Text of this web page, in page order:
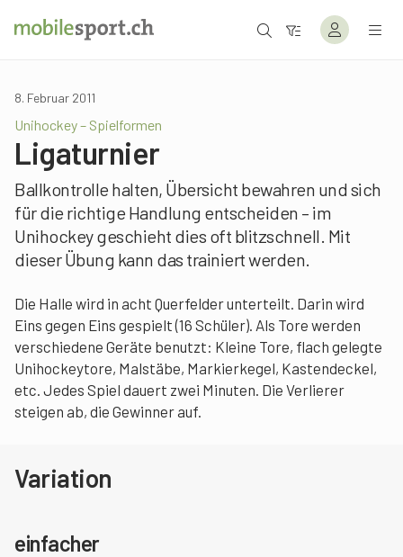
8. Februar 2011
Unihockey – Spielformen
Ligaturnier
Ballkontrolle halten, Übersicht bewahren und sich
für die richtige Handlung entscheiden – im
Unihockey geschieht dies oft blitzschnell. Mit
dieser Übung kann das trainiert werden.
Die Halle wird in acht Querfelder unterteilt. Darin wird
Eins gegen Eins gespielt (16 Schüler). Als Tore werden
verschiedene Geräte benutzt: Kleine Tore, flach gelegte
Unihockeytore, Malstäbe, Markierkegel, Kastendeckel,
etc. Jedes Spiel dauert zwei Minuten. Die Verlierer
steigen ab, die Gewinner auf.
Variation
einfacher